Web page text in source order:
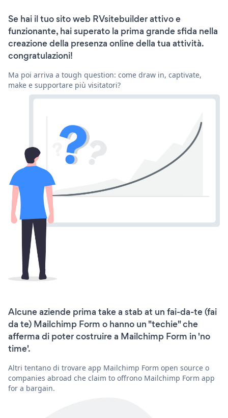
Se hai il tuo sito web RVsitebuilder attivo e
funzionante, hai superato la prima grande sfida nella
creazione della presenza online della tua attività.
congratulazioni!
Ma poi arriva a tough question: come draw in, captivate,
make e supportare più visitatori?
Alcune aziende prima take a stab at un fai-da-te (fai
da te) Mailchimp Form o hanno un "techie" che
afferma di poter costruire a Mailchimp Form in 'no
time'.
Altri tentano di trovare app Mailchimp Form open source o
companies abroad che claim to offrono Mailchimp Form app
for a bargain.